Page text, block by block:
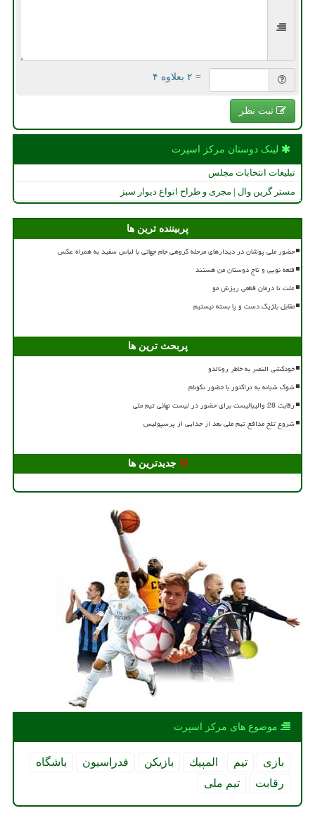
= ۲ بعلاوه ۴
ثبت نظر
لینک دوستان مركز اسپرت
تبلیغات انتخابات مجلس
مستر گرین وال | مجری و طراح انواع دیوار سبز
پربیننده ترین ها
حضور ملی پوشان در دیدارهای مرحله گروهی جام جهانی با لباس سفید به همراه عکس
قلعه نویی و تاج دوستان من هستند
علت تا درمان قطعی ریزش مو
مقابل بلژیک دست و پا بسته نیستیم
پربحث ترین ها
خودکشی النصر به خاطر رونالدو
شوک شبانه به تراکتور با حضور نکونام
رقابت 28 والیبالیست برای حضور در لیست نهائی تیم ملی
شروع تلخ مدافع تیم ملی بعد از جدایی از پرسپولیس
جدیدترین ها
موضوع های مركز اسپرت
بازی تیم المپیك بازیكن فدراسیون
باشگاه
رقابت
تیم ملی